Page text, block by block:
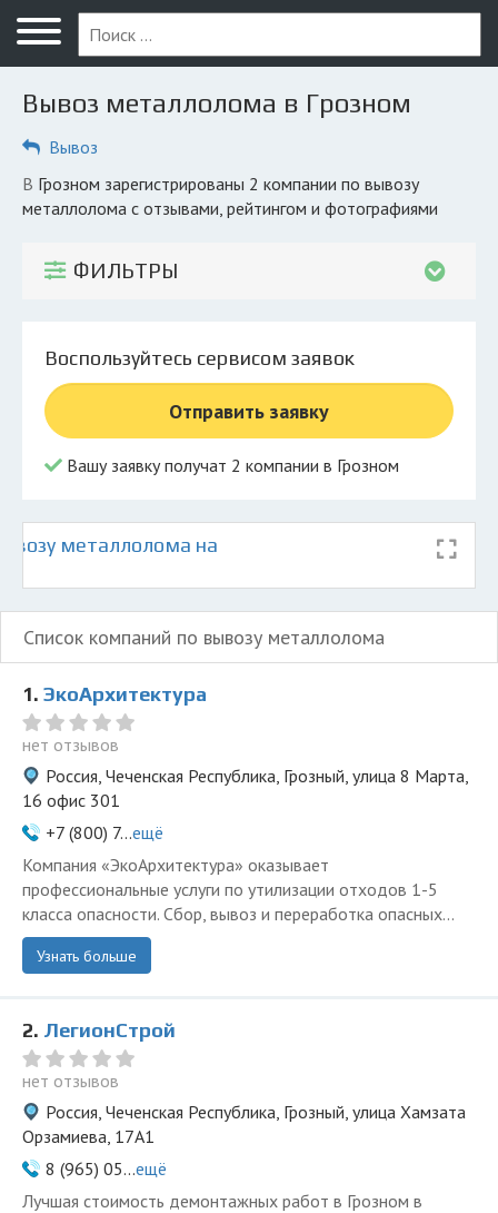
Меню
Главная
Вопрос юристу
Экоблог
Личный кабинет
© 2026 Все права защищены
Вывоз металлолома в Грозном
Вывоз
в Грозном зарегистрированы 2 компании по вывозу
металлолома с отзывами, рейтингом и фотографиями
ФИЛЬТРЫ
Воспользуйтесь сервисом заявок
Отправить заявку
Вашу заявку получат 2 компании в Грозном
металлолома на
Список компаний по вывозу металлолома
1. ЭкоАрхитектура
нет отзывов
Россия, Чеченская Республика, Грозный, улица 8 Марта,
16 офис 301
+7 (800) 7...ещё
Компания «ЭкоАрхитектура» оказывает
профессиональные услуги по утилизации отходов 1-5
класса опасности. Сбор, вывоз и переработка опасных...
Узнать больше
2. ЛегионСтрой
нет отзывов
Россия, Чеченская Республика, Грозный, улица Хамзата
Орзамиева, 17А1
8 (965) 05...ещё
Лучшая стоимость демонтажных работ в Грозном в